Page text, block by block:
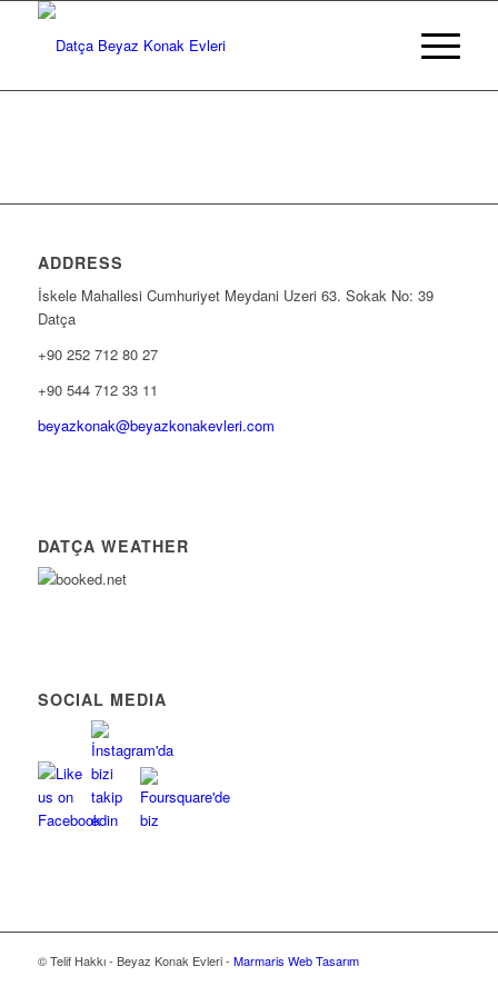
ADDRESS
İskele Mahallesi Cumhuriyet Meydani Uzeri 63. Sokak No: 39
Datça
+90 252 712 80 27
+90 544 712 33 11
beyazkonak@beyazkonakevleri.com
DATÇA WEATHER
SOCIAL MEDIA
© Telif Hakkı - Beyaz Konak Evleri - Marmaris Web Tasarım